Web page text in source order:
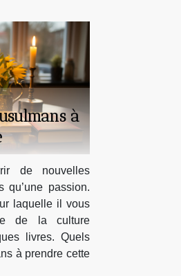
à
de nouvelles
qu’une passion.
laquelle il vous
de la culture
livres. Quels
à prendre cette